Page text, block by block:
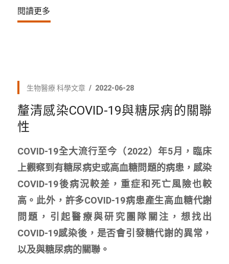
閱讀更多
生物醫療 科學文章 2022-06-28
釐清感染COVID-19與糖尿病的關聯
性
COVID-19全大流行至今（2022）年5月，臨床
上觀察到有糖尿病史或高血糖問題的病患，感染
COVID-19後病況較差，重症和死亡風險也較
高。此外，許多COVID-19病患產生高血糖代謝
問題，引起醫療與研究團隊關注，想找出
COVID-19感染後，是否會引發糖代謝的異常，
以及與糖尿病的關聯。